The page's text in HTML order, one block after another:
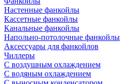
Настенные фанкойлы
Кассетные фанкойлы
Канальные фанкойлы
Напольно-потолочные фанкойлы
Аксессуары для фанкойлов
Чиллеры
С воздушным охлаждением
С водяным охлаждением